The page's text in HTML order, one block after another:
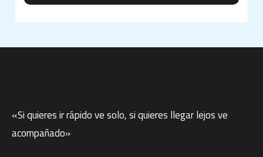
«Si quieres ir rápido ve solo, si quieres llegar lejos ve
acompañado»